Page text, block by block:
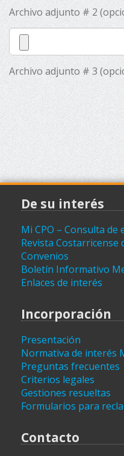
Archivo adjunto # 2
Archivo adjunto # 3
De su interés
Mi CPO – Consulta de
Revista Costarricense
Convenios
Boletín Informativo
Enlaces de interés
Incorporación
Presentación
Normativa de interés
Preguntas frecuentes
Criterios legales
Gestiones resueltas
Formularios para
Contacto